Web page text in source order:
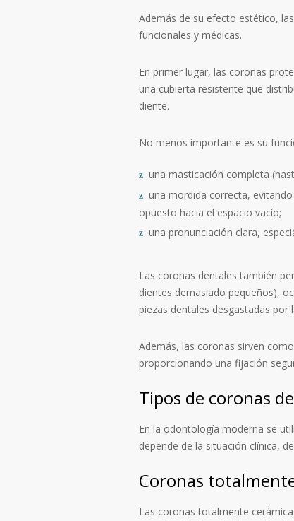
Además de su efecto estético,
funcionales y médicas.
En primer lugar, las coronas
una cubierta resistente que
diente.
No menos importante es su
una masticación completa
una mordida correcta,
opuesto hacia el espacio vacío;
una pronunciación clara,
Las coronas dentales también
dientes demasiado pequeños),
piezas dentales desgastadas por
Además, las coronas sirven
proporcionando una fijación
Tipos de coronas
En la odontología moderna se
depende de la situación clínica,
Coronas
Las coronas totalmente